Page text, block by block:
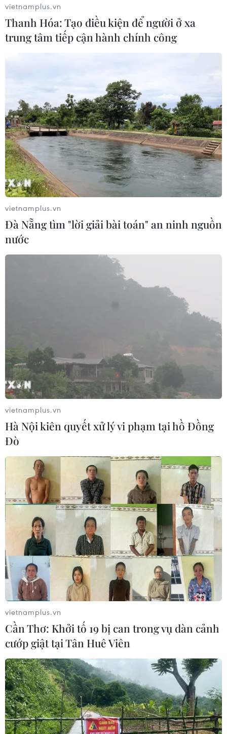
TIN CÙNG CHUYÊN MỤC
Đà Nẵng: Khẩn trương tìm kiếm 3
vietnamplus.vn
Thanh Hóa: Tạo điều kiện để người ở xa
trung tâm tiếp cận hành chính công
vietnamplus.vn
Đà Nẵng tìm "lời giải bài toán" an ninh nguồn
nước
vietnamplus.vn
Hà Nội kiên quyết xử lý vi phạm tại hồ Đồng
Đò
vietnamplus.vn
Cần Thơ: Khởi tố 19 bị can trong vụ dàn cảnh
cướp giật tại Tân Huê Viên